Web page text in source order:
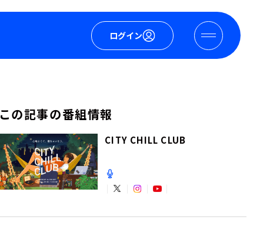
ログイン
この記事の番組情報
CITY CHILL CLUB